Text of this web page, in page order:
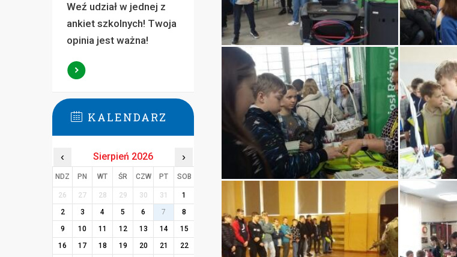
Weź udział w jednej z
ankiet szkolnych! Twoja
opinia jest ważna!
KALENDARZ
‹ Sierpień 2026 ›
NDZ PN WT ŚR CZW PT SOB
26 27 28 29 30 31
1
2
3 4 5 6 7
8
9
10 11 12 13 14
15
16
17 18 19 20 21
22